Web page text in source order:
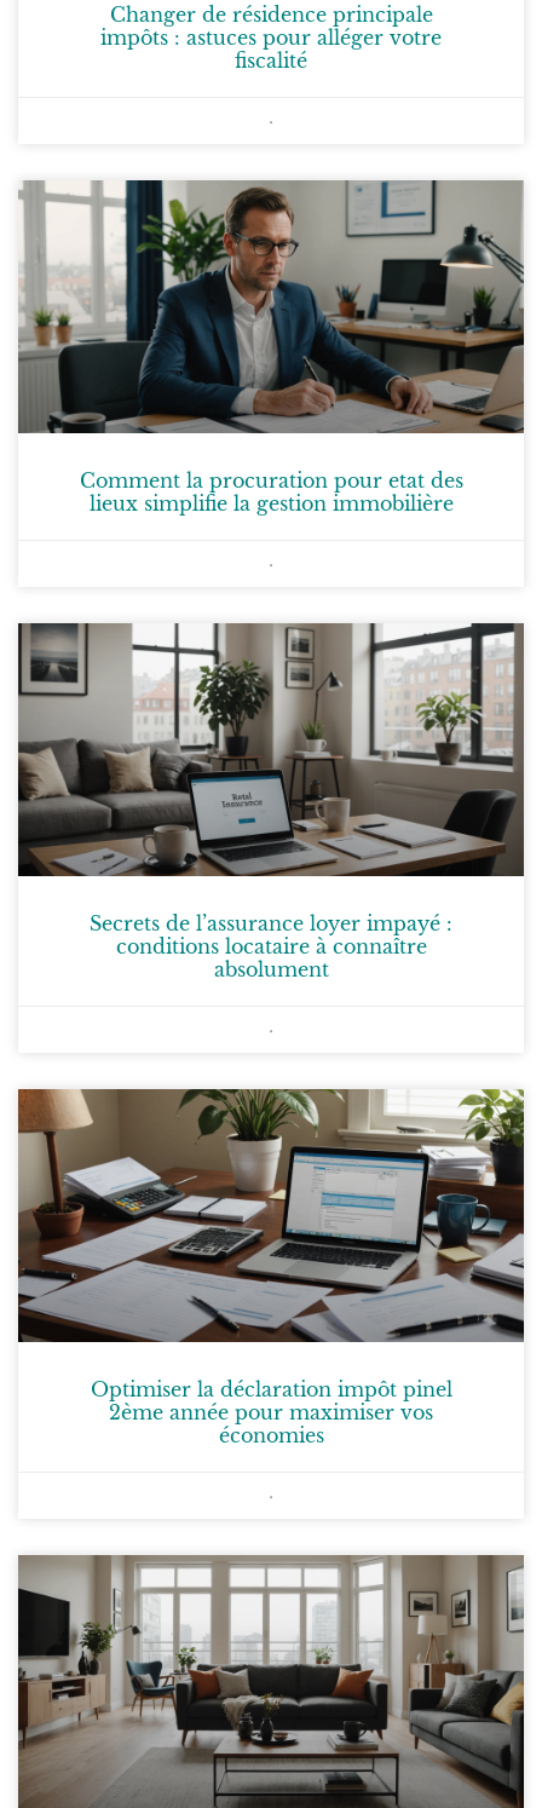
Changer de résidence principale
impôts : astuces pour alléger votre
fiscalité
Comment la procuration pour etat des
lieux simplifie la gestion immobilière
Secrets de l’assurance loyer impayé :
conditions locataire à connaître
absolument
Optimiser la déclaration impôt pinel
2ème année pour maximiser vos
économies